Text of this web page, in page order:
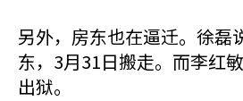
另外，房东也在逼迁。徐磊
东，3月31日搬走。而李红
出狱。